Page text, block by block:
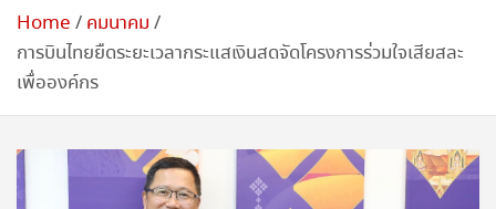
Home
คมนาคม
การบินไทยยืดระยะเวลากระแสเงินสดจัดโครงการร่วมใจเสียสละ
เพื่อองค์กร